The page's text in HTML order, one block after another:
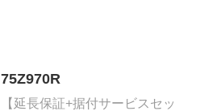
75Z970R
【延長保証+据付サービスセッ